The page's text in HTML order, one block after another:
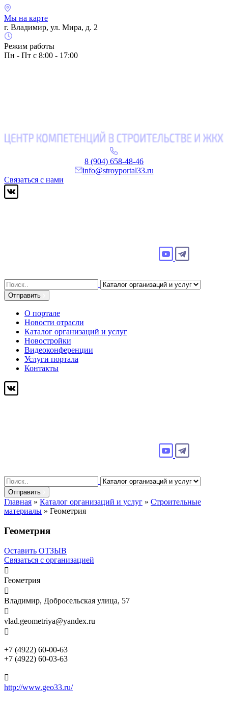
Мы на карте
г. Владимир, ул. Мира, д. 2
Режим работы
Пн - Пт с 8:00 - 17:00
8 (904) 658-48-46
info@stroyportal33.ru
Связаться с нами
Search
for:
Отправить
О портале
Новости отрасли
Каталог организаций и услуг
Новостройки
Видеоконференции
Услуги портала
Контакты
Search
for:
Отправить
Главная » Каталог организаций и услуг » Строительные
материалы » Геометрия
Геометрия
Оставить ОТЗЫВ
Связаться с организацией

Геометрия

Владимир, Добросельская улица, 57

vlad.geometriya@yandex.ru

+7 (4922) 60-00-63
+7 (4922) 60-03-63

http://www.geo33.ru/